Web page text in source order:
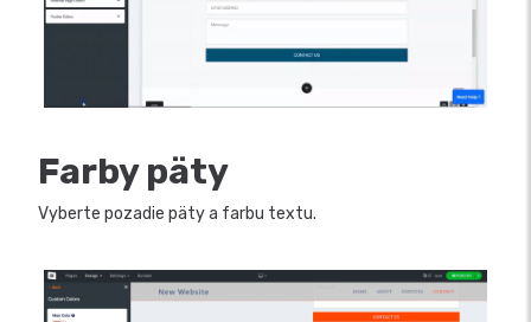
Farby päty
Vyberte pozadie päty a farbu textu.